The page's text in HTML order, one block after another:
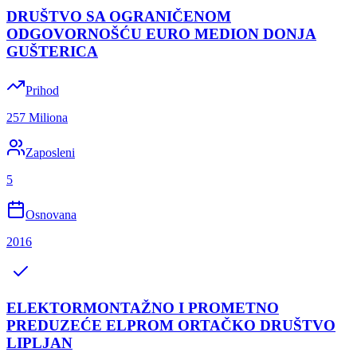
DRUŠTVO SA OGRANIČENOM
ODGOVORNOŠĆU EURO MEDION DONJA
GUŠTERICA
Prihod
257 Miliona
Zaposleni
5
Osnovana
2016
ELEKTORMONTAŽNO I PROMETNO
PREDUZEĆE ELPRОM ORTAČKO DRUŠTVO
LIPLJAN